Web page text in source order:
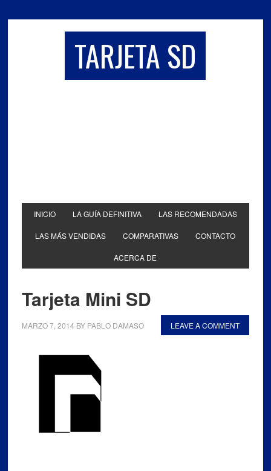
TARJETA SD
INICIO LA GUÍA DEFINITIVA LAS RECOMENDADAS
LAS MÁS VENDIDAS COMPARATIVAS CONTACTO
ACERCA DE
Tarjeta Mini SD
MARZO 7, 2014 BY PABLO DAMASO LEAVE A COMMENT